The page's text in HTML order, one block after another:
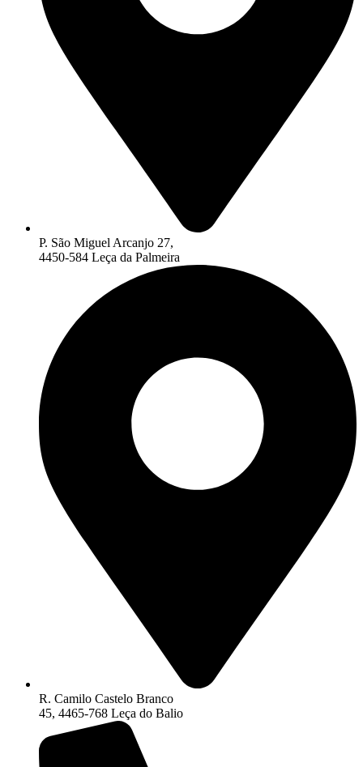
P. São Miguel Arcanjo 27,
4450-584 Leça da Palmeira
R. Camilo Castelo Branco
45, 4465-768 Leça do Balio